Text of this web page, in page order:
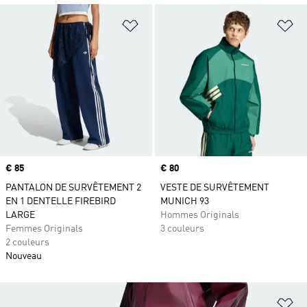
Ajouter à la Liste de produits
Prix
€ 85
PANTALON DE SURVÊTEMENT 2
EN 1 DENTELLE FIREBIRD
LARGE
Femmes Originals
2 couleurs
Nouveau
Prix
€ 80
VESTE DE SURVÊTEMENT
MUNICH 93
Hommes Originals
3 couleurs